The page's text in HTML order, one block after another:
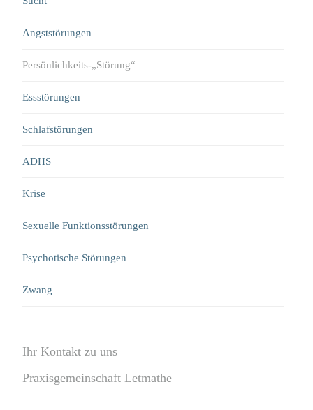
Angststörungen
Persönlichkeits-„Störung“
Essstörungen
Schlafstörungen
ADHS
Krise
Sexuelle Funktionsstörungen
Psychotische Störungen
Zwang
Ihr Kontakt zu uns
Praxisgemeinschaft Letmathe